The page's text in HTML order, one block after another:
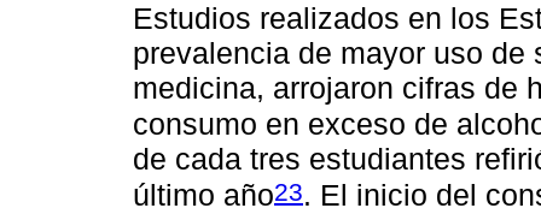
Estudios realizados en los
prevalencia de mayor uso
medicina, arrojaron cifras de
consumo en exceso de
de cada tres estudiantes
último año23. El inicio del